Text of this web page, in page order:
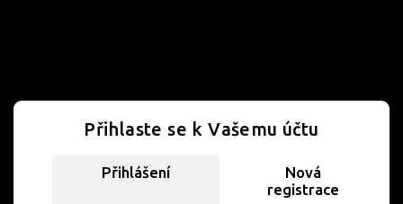
Přihlaste se k Vašemu účtu
Přihlášení
Nová
registrace